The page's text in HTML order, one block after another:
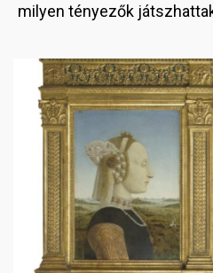
milyen tényezők
Image